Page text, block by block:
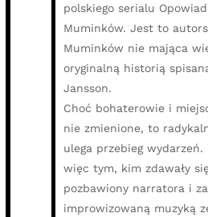
polskiego serialu
Muminków. Jest to
Muminków nie mająca
oryginalną historią
Jansson.
Choć bohaterowie i
nie zmienione, to
ulega przebieg
więc tym, kim zdawały
pozbawiony narratora i
improwizowaną muzyką